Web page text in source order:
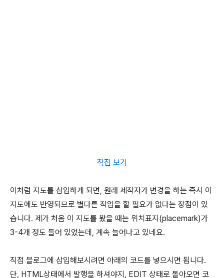
직접 보기
이처럼 지도를 삽입하게 되면, 원래 제작자가 변경을 하는 즉시 이
지도에도 반영되므로 별다른 작업을 할 필요가 없다는 장점이 있
습니다. 제가 처음 이 지도를 봤을 때는 위치표지(placemark)가
3-4개 정도 들어 있었는데, 계속 늘어나고 있네요.
직접 블로그에 삽입해보시려면 아래의 코드를 넣으시면 됩니다.
단, HTML상태에서 발행을 하셔야지, EDIT 상태로 돌아오면 코